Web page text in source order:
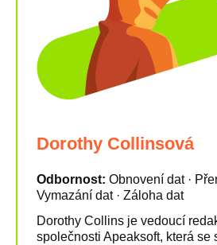
Dorothy Collinsová
Odbornost: Obnovení dat ·
Vymazání dat · Záloha dat
Dorothy Collins je vedoucí
společnosti Apeaksoft, která se